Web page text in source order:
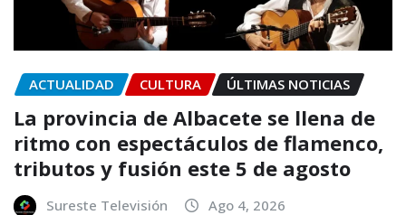
ACTUALIDAD CULTURA ÚLTIMAS NOTICIAS
La provincia de Albacete se llena de
ritmo con espectáculos de flamenco,
tributos y fusión este 5 de agosto
Sureste Televisión Ago 4, 2026